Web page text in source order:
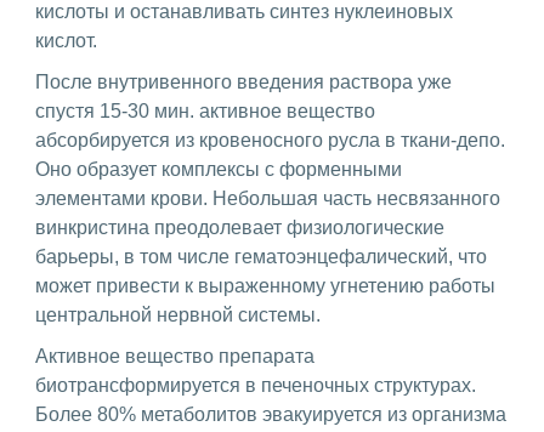
кислоты и останавливать синтез нуклеиновых
кислот.
После внутривенного введения раствора уже
спустя 15-30 мин. активное вещество
абсорбируется из кровеносного русла в ткани-депо.
Оно образует комплексы с форменными
элементами крови. Небольшая часть несвязанного
винкристина преодолевает физиологические
барьеры, в том числе гематоэнцефалический, что
может привести к выраженному угнетению работы
центральной нервной системы.
Активное вещество препарата
биотрансформируется в печеночных структурах.
Более 80% метаболитов эвакуируется из организма